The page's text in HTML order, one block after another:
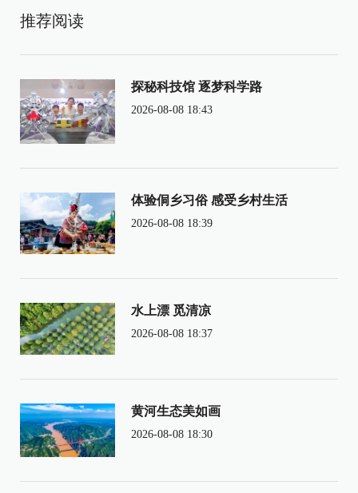
推荐阅读
探秘科技馆 逐梦科学路
2026-08-08 18:43
体验侗乡习俗 感受乡村生活
2026-08-08 18:39
水上漂 觅清凉
2026-08-08 18:37
黄河生态美如画
2026-08-08 18:30